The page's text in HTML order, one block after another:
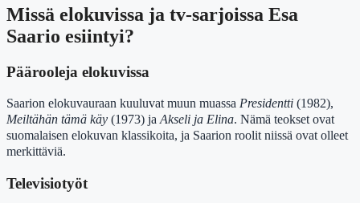
Missä elokuvissa ja tv-sarjoissa Esa
Saario esiintyi?
Päärooleja elokuvissa
Saarion elokuvauraan kuuluvat muun muassa Presidentti (1982),
Meiltähän tämä käy (1973) jaAkseli ja Elina. Nämä teokset ovat
suomalaisen elokuvan klassikoita, ja Saarion roolit niissä ovat olleet
merkittäviä.
Televisiotyöt